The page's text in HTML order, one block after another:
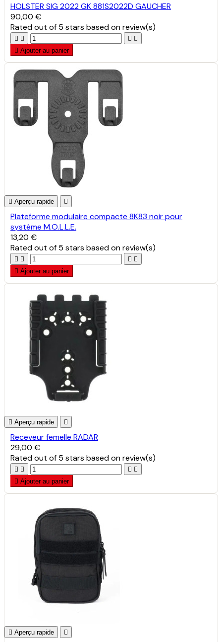
HOLSTER SIG 2022 GK 881S2022D GAUCHER
90,00 €
Ratedout of 5 stars based onreview(s)
   
 Ajouter au panier
 Aperçu rapide 
Plateforme modulaire compacte 8K83 noir pour
système M.O.L.L.E.
13,20 €
Ratedout of 5 stars based onreview(s)
   
 Ajouter au panier
 Aperçu rapide 
Receveur femelle RADAR
29,00 €
Ratedout of 5 stars based onreview(s)
   
 Ajouter au panier
 Aperçu rapide 